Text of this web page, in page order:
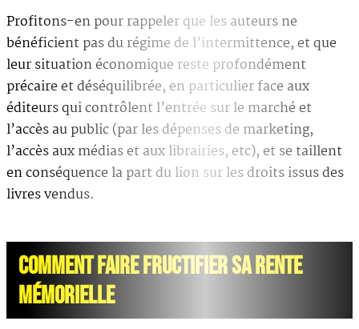
Profitons-en pour rappeler que les auteurs ne
bénéficient pas du régime de l’intermittence, et que
leur situation économique reste profondément
précaire et déséquilibrée, en particulier face aux
éditeurs qui contrôlent l’entrée sur le marché et
l’accès au public (par les dépenses de marketing,
l’accès aux médias et aux librairies, etc), et se taillent
en conséquence la part du lion sur les droits issus des
livres vendus.
COMMENT FAIRE FRUCTIFIER SA RENTE
MÉMORIELLE